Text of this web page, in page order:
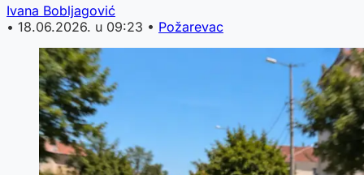
Ivana Bobljagović
• 18.06.2026. u 09:23 • Požarevac